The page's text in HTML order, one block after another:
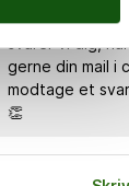
besked uden
svarer vi dig,
gerne din mail i
modtage et
👏